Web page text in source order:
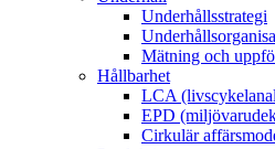
Underhållsstrategi
Mätning och
Hållbarhet
LCA
EPD
Cirkulär